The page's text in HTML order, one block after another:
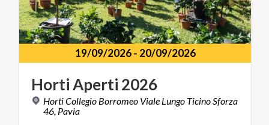
19/09/2026- 20/09/2026
HortiAperti 2026
Horti Collegio Borromeo Viale Lungo Ticino Sforza
46, Pavia